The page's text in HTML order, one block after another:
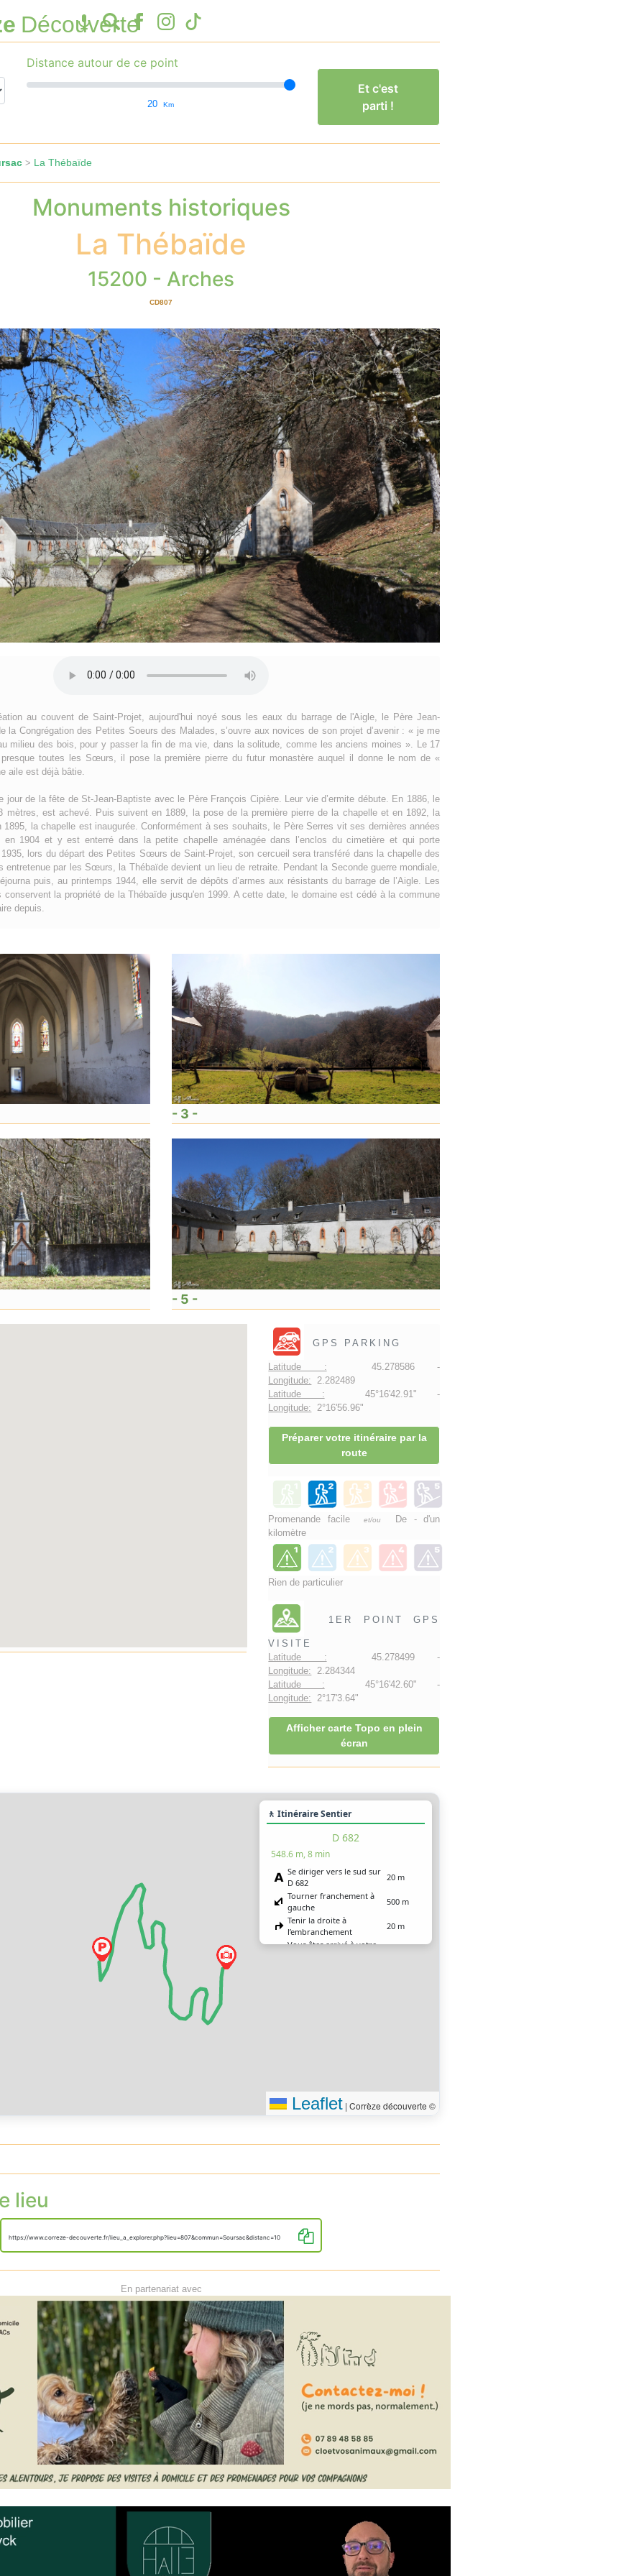
Découverte
Distance autour de ce point
20 Km
Et c'est
parti !
> La Thébaïde
Monuments historiques
La Thébaïde
15200 - Arches
CD807
au couvent de Saint-Projet, aujourd'hui noyé sous les eaux du barrage de l'Aigle, le Père Jean-
la Congrégation des Petites Soeurs des Malades, s’ouvre aux novices de son projet d’avenir : « je me
milieu des bois, pour y passer la fin de ma vie, dans la solitude, comme les anciens moines ». Le 17
toutes les Sœurs, il pose la première pierre du futur monastère auquel il donne le nom de «
aile est déjà bâtie.
jour de la fête de St-Jean-Baptiste avec le Père François Cipière. Leur vie d’ermite débute. En 1886, le
mètres, est achevé. Puis suivent en 1889, la pose de la première pierre de la chapelle et en 1892, la
la chapelle est inaugurée. Conformément à ses souhaits, le Père Serres vit ses dernières années
1904 et y est enterré dans la petite chapelle aménagée dans l’enclos du cimetière et qui porte
lors du départ des Petites Sœurs de Saint-Projet, son cercueil sera transféré dans la chapelle des
entretenue par les Sœurs, la Thébaïde devient un lieu de retraite. Pendant la Seconde guerre mondiale,
puis, au printemps 1944, elle servit de dépôts d’armes aux résistants du barrage de l’Aigle. Les
la propriété de la Thébaïde jusqu'en 1999. A cette date, le domaine est cédé à la commune
depuis.
- 3 -
- 5 -
GPS PARKING
Latitude : 45.278586 -
Longitude: 2.282489
Latitude : 45°16'42.91" -
Longitude: 2°16'56.96"
Préparer votre itinéraire par la
route
Promenande facileet/ou
De - d'un
kilomètre
Rien de particulier
1ER POINT GPS
VISITE
Latitude : 45.278499 -
Longitude: 2.284344
Latitude : 45°16'42.60" -
Longitude: 2°17'3.64"
Afficher carte Topo en plein
écran
🚶 Itinéraire Sentier
D 682
548.6 m, 8 min
Se diriger vers le sud sur
D 682
20 m
Tourner franchement à
gauche
500 m
Tenir la droite à
l’embranchement
20 m
Vous êtes arrivé à votre
Leaflet | Corrèze découverte ©
lieu
https://www.correze-decouverte.fr/lieu_a_explorer.php?lieu=807&commun=Soursac&distanc=10
En partenariat avec